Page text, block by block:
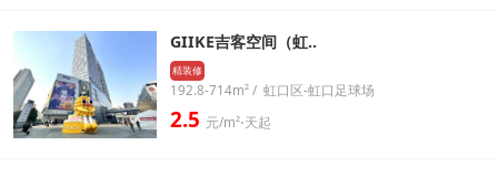
GIIKE吉客空间（虹..
精装修
192.8-714m² / 虹口区-虹口足球场
2.5 元/m²⋅天起